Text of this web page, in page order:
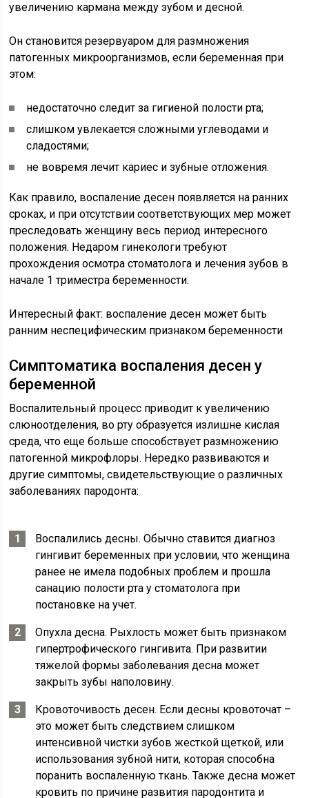
увеличению кармана между зубом и десной.
Он становится резервуаром для размножения
патогенных микроорганизмов, если беременная при
этом:
недостаточно следит за гигиеной полости рта;
слишком увлекается сложными углеводами и
сладостями;
не вовремя лечит кариес и зубные отложения.
Как правило, воспаление десен появляется на ранних
сроках, и при отсутствии соответствующих мер может
преследовать женщину весь период интересного
положения. Недаром гинекологи требуют
прохождения осмотра стоматолога и лечения зубов в
начале 1 триместра беременности.
Интересный факт: воспаление десен может быть
ранним неспецифическим признаком беременности
Симптоматика воспаления десен у
беременной
Воспалительный процесс приводит к увеличению
слюноотделения, во рту образуется излишне кислая
среда, что еще больше способствует размножению
патогенной микрофлоры. Нередко развиваются и
другие симптомы, свидетельствующие о различных
заболеваниях пародонта:
Воспалились десны. Обычно ставится диагноз
гингивит беременных при условии, что женщина
ранее не имела подобных проблем и прошла
санацию полости рта у стоматолога при
постановке на учет.
Опухла десна. Рыхлость может быть признаком
гипертрофического гингивита. При развитии
тяжелой формы заболевания десна может
закрыть зубы наполовину.
Кровоточивость десен. Если десны кровоточат –
это может быть следствием слишком
интенсивной чистки зубов жесткой щеткой, или
использования зубной нити, которая способна
поранить воспаленную ткань. Также десна может
кровить по причине развития пародонтита и